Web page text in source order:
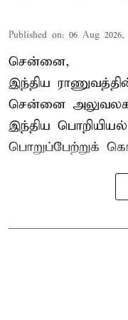
Published on: 06 Aug 2026,
சென்னை,
இந்திய
சென்னை
இந்திய
பொறுப்பேற்றுக்